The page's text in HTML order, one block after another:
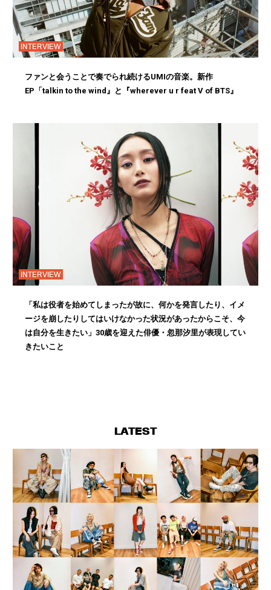
INTERVIEW
ファンと会うことで奏でられ続けるUMIの音楽。新作
EP「talkin to the wind』と『wherever u r feat V of BTS』
INTERVIEW
「私は役者を始めてしまったが故に、何かを発言したり、イメ
ージを崩したりしてはいけなかった状況があったからこそ、今
は自分を生きたい」30歳を迎えた俳優・忽那汐里が表現してい
きたいこと
LATEST